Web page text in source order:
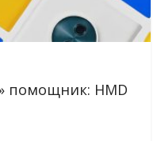
помощник: HMD